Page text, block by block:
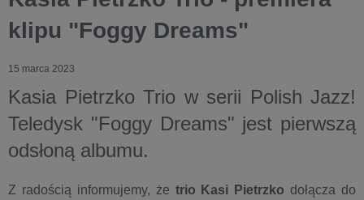
klipu "Foggy Dreams"
15 marca 2023
Kasia Pietrzko Trio w serii Polish Jazz!
Teledysk "Foggy Dreams" jest pierwszą
odsłoną albumu.
Z radością informujemy, że trio Kasi Pietrzko dołącza do